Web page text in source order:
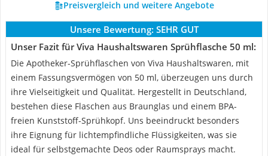
Preisvergleich und weitere Angebote
Unsere Bewertung: SEHR GUT
Unser Fazit für Viva Haushaltswaren Sprühflasche 50 ml:
Die Apotheker-Sprühflaschen von Viva Haushaltswaren, mit
einem Fassungsvermögen von 50 ml, überzeugen uns durch
ihre Vielseitigkeit und Qualität. Hergestellt in Deutschland,
bestehen diese Flaschen aus Braunglas und einem BPA-
freien Kunststoff-Sprühkopf. Uns beeindruckt besonders
ihre Eignung für lichtempfindliche Flüssigkeiten, was sie
ideal für selbstgemachte Deos oder Raumsprays macht.